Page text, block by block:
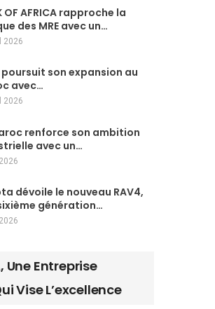
OF AFRICA rapproche la
des MRE avec un…
2026
poursuit son expansion au
avec…
2026
renforce son ambition
avec un…
dévoile le nouveau RAV4,
génération…
Une Entreprise
Vise L’excellence